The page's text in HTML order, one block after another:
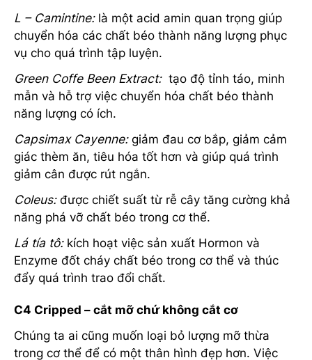
L – Camintine:là một acid amin quan trọng giúp
chuyển hóa các chất béo thành năng lượng phục
vụ cho quá trình tập luyện.
Green Coffe Been Extract:tạo độ tỉnh táo, minh
mẫn và hỗ trợ việc chuyển hóa chất béo thành
năng lượng có ích.
Capsimax Cayenne:giảm đau cơ bắp, giảm cảm
giác thèm ăn, tiêu hóa tốt hơn và giúp quá trình
giảm cân được rút ngắn.
Coleus:được chiết suất từ rễ cây tăng cường khả
năng phá vỡ chất béo trong cơ thể.
Lá tía tô:kích hoạt việc sản xuất Hormon và
Enzyme đốt cháy chất béo trong cơ thể và thúc
đẩy quá trình trao đổi chất.
C4 Cripped – cắt mỡ chứ không cắt cơ
Chúng ta ai cũng muốn loại bỏ lượng mỡ thừa
trong cơ thể để có một thân hình đẹp hơn. Việc